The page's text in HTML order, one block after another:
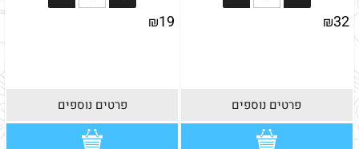
₪32
פרטים נוספים
₪19
פרטים נוספים